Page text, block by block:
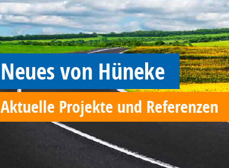
Neues von Hüneke
Aktuelle Projekte und Referenzen